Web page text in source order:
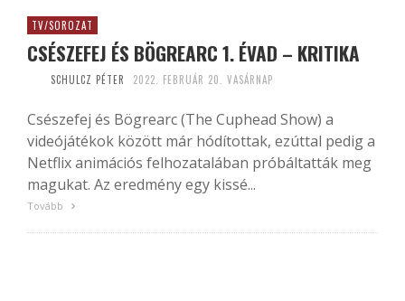
TV/SOROZAT
CSÉSZEFEJ ÉS BÖGREARC 1. ÉVAD – KRITIKA
SCHULCZ PÉTER 2022. FEBRUÁR 20. VASÁRNAP
Csészefej és Bögrearc (The Cuphead Show) a
videójátékok között már hódítottak, ezúttal pedig a
Netflix animációs felhozatalában próbáltatták meg
magukat. Az eredmény egy kissé...
Tovább